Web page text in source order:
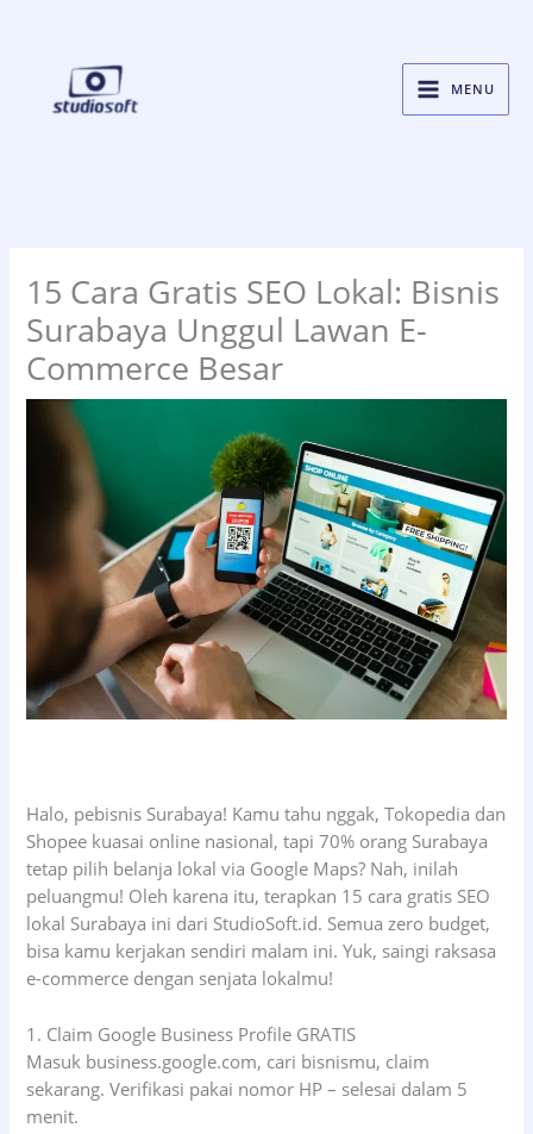
MENU
15 Cara Gratis SEO Lokal: Bisnis
Surabaya Unggul Lawan E-
Commerce Besar
Halo, pebisnis Surabaya! Kamu tahu nggak, Tokopedia dan
Shopee kuasai online nasional, tapi 70% orang Surabaya
tetap pilih belanja lokal via Google Maps? Nah, inilah
peluangmu! Oleh karena itu, terapkan 15 cara gratis SEO
lokal Surabaya ini dari StudioSoft.id. Semua zero budget,
bisa kamu kerjakan sendiri malam ini. Yuk, saingi raksasa
e-commerce dengan senjata lokalmu!
1. Claim Google Business Profile GRATIS
Masuk business.google.com, cari bisnismu, claim
sekarang. Verifikasi pakai nomor HP – selesai dalam 5
menit.